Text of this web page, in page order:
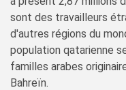
sont des travailleurs
d'autres régions du
population qatarienne
familles arabes
Bahreïn.